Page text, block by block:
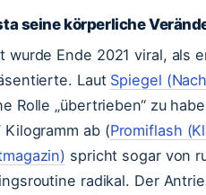
seine körperliche
wurde Ende 2021 viral, als
Laut Spiegel
Rolle „übertrieben“ zu
ab (Promiflash
spricht sogar von
radikal. Der